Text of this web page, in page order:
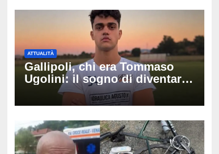
ATTUALITÀ
Gallipoli, chi era Tommaso
Ugolini: il sogno di diventare
medico e la fascia da
capitano, il dolore di Bologna